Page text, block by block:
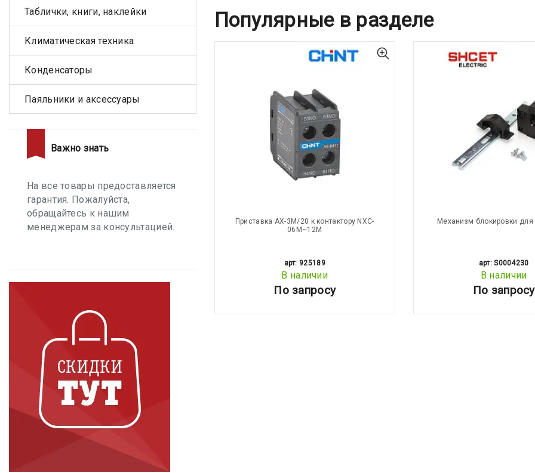
Популярные в разделе
Приставка AX-3M/20 к контактору NXC-
06M~12M
арт: 925189
В наличии
По запросу
Механизм блокировки
арт: S0004230
В наличии
По запросу
Таблички, книги, наклейки
Климатическая техника
Конденсаторы
Паяльники и аксессуары
Важно знать
На все товары предоставляется
гарантия. Пожалуйста,
обращайтесь к нашим
менеджерам за консультацией.